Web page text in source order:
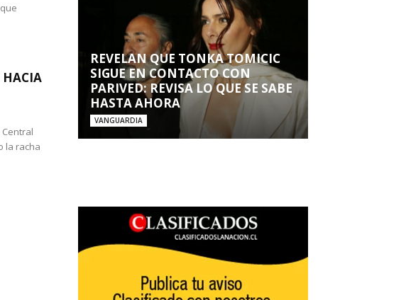
HACIA
la racha
REVELAN QUE TONKA TOMICIC
SIGUE EN CONTACTO CON
PARIVED: REVISA LO QUE SE SABE
HASTA AHORA
VANGUARDIA